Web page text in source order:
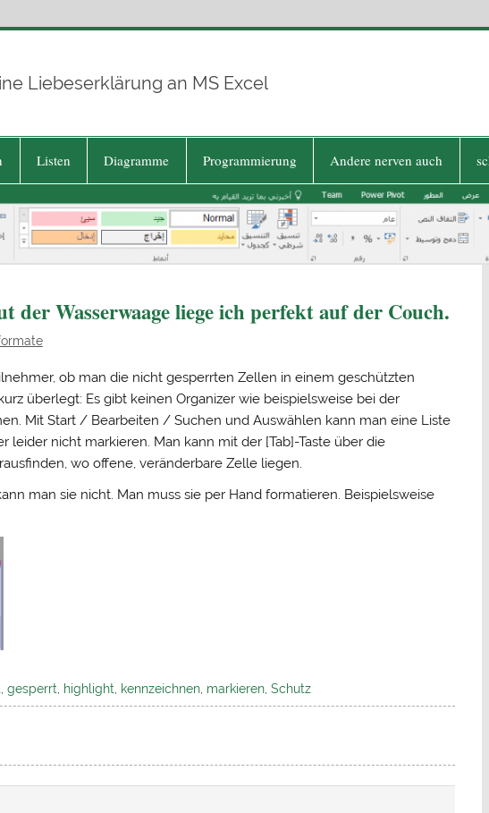
Liebeserklärung an MS Excel
Listen Diagramme Programmierung Andere nerven auch
der Wasserwaage liege ich perfekt auf der Couch.
ob man die nicht gesperrten Zellen in einem geschützten
überlegt: Es gibt keinen Organizer wie beispielsweise bei der
Mit Start / Bearbeiten / Suchen und Auswählen kann man eine Liste
leider nicht markieren. Man kann mit der [Tab]-Taste über die
wo offene, veränderbare Zelle liegen.
man sie nicht. Man muss sie per Hand formatieren. Beispielsweise
gesperrt highlight kennzeichnen, markieren, Schutz